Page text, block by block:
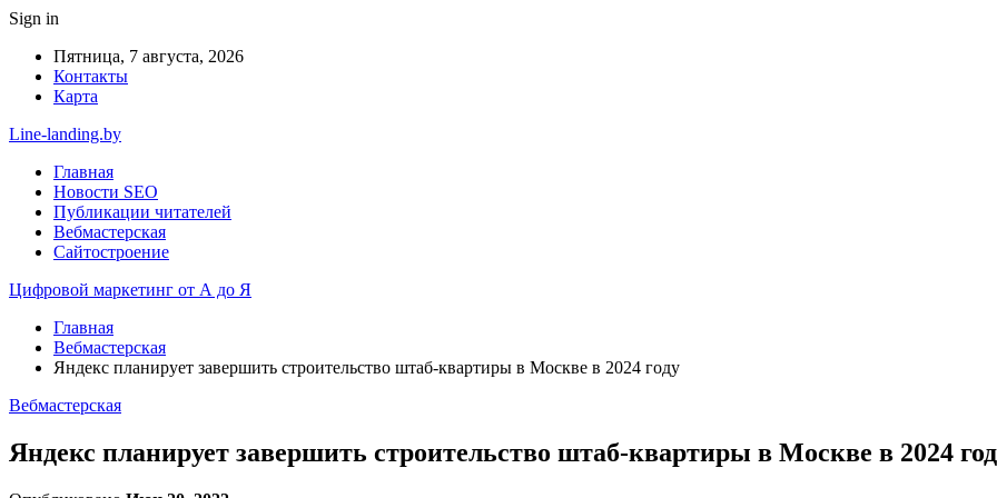
Sign in
Пятница, 7 августа, 2026
Контакты
Карта
Line-landing.by
Главная
Новости SEO
Публикации читателей
Вебмастерская
Сайтостроение
Цифровой маркетинг от А до Я
Главная
Вебмастерская
Яндекс планирует завершить строительство штаб-квартиры в Москве в 2024 году
Вебмастерская
Яндекс планирует завершить строительство штаб-квартиры в Москве в 2024